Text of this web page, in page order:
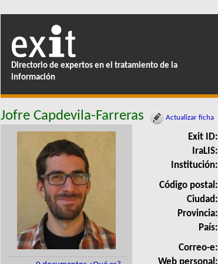
Directorio de expertos en el tratamiento de la
información
Jofre Capdevila-Farreras Actualizar ficha
Exit ID:
IraLIS:
Institución:
Código postal:
Ciudad:
Provincia:
País:
Correo-e:
Web personal: